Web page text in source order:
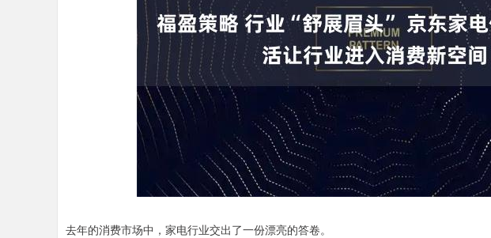
去年的消费市场中，家电行业交出了一份漂亮的答卷。
深证成指 14311.01 200.89 1.42% 沪深300